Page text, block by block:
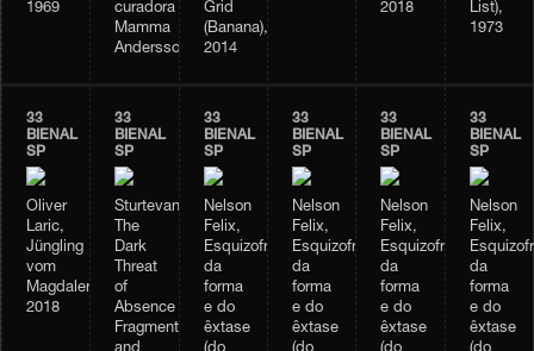
1969
curadora
Mamma
Andersson
Grid
(Banana),
2014
2018
List),
1973
33
BIENAL
SP
Oliver
Laric,
Jüngling
vom
Magdalensberg,
2018
33
BIENAL
SP
Sturtevant,
The
Dark
Threat
of
Absence
Fragmented
33
BIENAL
SP
Nelson
Felix,
Esquizofrenia
da
forma
e do
êxtase
33
BIENAL
SP
Nelson
Felix,
Esquizofrenia
da
forma
e do
êxtase
33
BIENAL
SP
Nelson
Felix,
Esquizofrenia
da
forma
e do
êxtase
33
BIENAL
SP
Nelson
Felix,
da
forma
e do
êxtase